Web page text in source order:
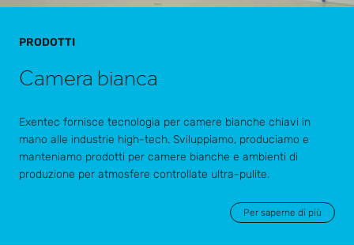
PRODOTTI
Camera bianca
Exentec fornisce tecnologia per camere bianche chiavi in
mano alle industrie high-tech. Sviluppiamo, produciamo e
manteniamo prodotti per camere bianche e ambienti di
produzione per atmosfere controllate ultra-pulite.
Per saperne di più